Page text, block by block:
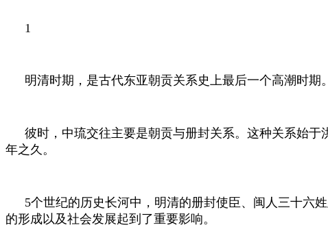
1
明清时期，是古代东亚朝贡关系史上最后一个高潮时期
彼时，中琉交往主要是朝贡与册封关系。这种关系始于
年之久。
5个世纪的历史长河中，明清的册封使臣、闽人三十六
的形成以及社会发展起到了重要影响。